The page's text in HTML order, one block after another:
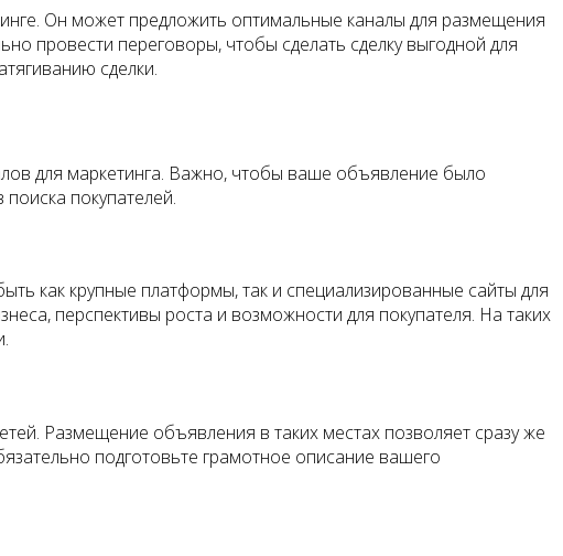
Он может предложить оптимальные каналы для размещения
провести переговоры, чтобы сделать сделку выгодной для
сделки.
для маркетинга. Важно, чтобы ваше объявление было
покупателей.
как крупные платформы, так и специализированные сайты для
перспективы роста и возможности для покупателя. На таких
Размещение объявления в таких местах позволяет сразу же
подготовьте грамотное описание вашего